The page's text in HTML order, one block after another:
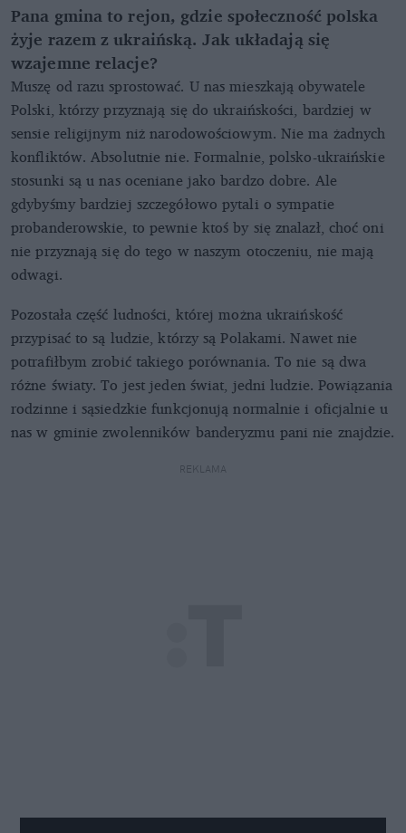
Pana gmina to rejon, gdzie społeczność polska
żyje razem z ukraińską. Jak układają się
wzajemne relacje?
Muszę od razu sprostować. U nas mieszkają obywatele
Polski, którzy przyznają się do ukraińskości, bardziej w
sensie religijnym niż narodowościowym. Nie ma żadnych
konfliktów. Absolutnie nie. Formalnie, polsko-ukraińskie
stosunki są u nas oceniane jako bardzo dobre. Ale
gdybyśmy bardziej szczegółowo pytali o sympatie
probanderowskie, to pewnie ktoś by się znalazł, choć oni
nie przyznają się do tego w naszym otoczeniu, nie mają
odwagi.
Pozostała część ludności, której można ukraińskość
przypisać to są ludzie, którzy są Polakami. Nawet nie
potrafiłbym zrobić takiego porównania. To nie są dwa
różne światy. To jest jeden świat, jedni ludzie. Powiązania
rodzinne i sąsiedzkie funkcjonują normalnie i oficjalnie u
nas w gminie zwolenników banderyzmu pani nie znajdzie.
REKLAMA